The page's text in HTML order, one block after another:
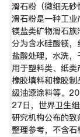
滑石粉（微细无砂
滑石粉是一种工
镁盐类矿物滑石
分为含水硅酸镁，
盐酸处理，水洗
用于塑料类、纸类
橡胶填料和橡胶
级油漆涂料等。
27日，世界卫生
研究机构公布的
整理参考，不含